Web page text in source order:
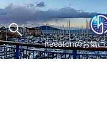
hecatonのお気に